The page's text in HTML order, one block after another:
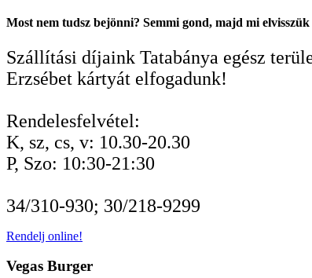
Most nem tudsz bejönni? Semmi gond, majd mi elvisszük
Szállítási díjaink Tatabánya egész
Erzsébet kártyát elfogadunk!
Rendelesfelvétel:
K, sz, cs, v: 10.30-20.30
P, Szo: 10:30-21:30
34/310-930; 30/218-9299
Rendelj online!
Vegas Burger